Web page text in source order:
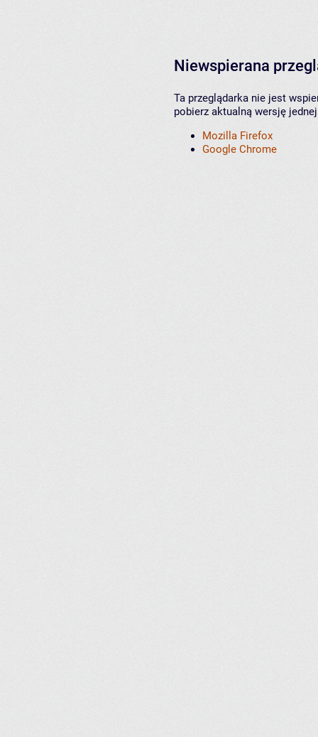
Niewspierana
Ta przeglądarka nie jest
pobierz aktualną wersję
Mozilla Firefox
Google Chrome